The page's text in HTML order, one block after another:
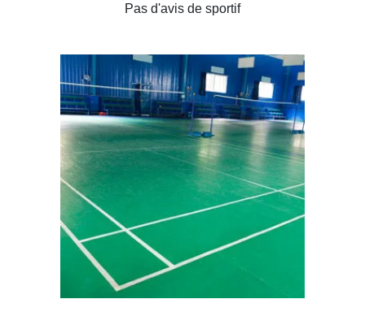
Pas d'avis de sportif